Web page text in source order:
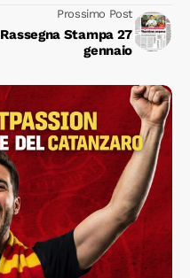
Prossimo Post
Rassegna Stampa 27
gennaio